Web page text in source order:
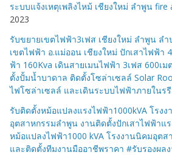
ระบบแจ้งเหตุเพลิงไหม้ เชียงใหม่ ลำพูน fire
2023
รับขยายเขตไฟฟ้า3เฟส เชียงใหม่ ลำพูน ล
เขตไฟฟ้า อ.แม่ออน เชียงใหม่ ปักเสาไฟฟ้า
ฟ้า 160Kva เดินสายเมนไฟฟ้า 3เฟส 600เ
ตั้งปั้มน้ำบาดาล ติดตั้งโซล่าเซลล์ Solar
ไฟโซล่าเซลล์ และเดินระบบไฟฟ้าภายในร
รับติดตั้งหม้อแปลงแรงไฟฟ้า1000kVA โรง
อุตสาหกรรมลำพูน งานติดตั้งปักเสาไฟฟ้าแ
หม้อแปลงไฟฟ้า1000 kVA โรงงานนิคมอุต
และติดตั้งทีมงานมืออาชีพราคา #รับรองผล